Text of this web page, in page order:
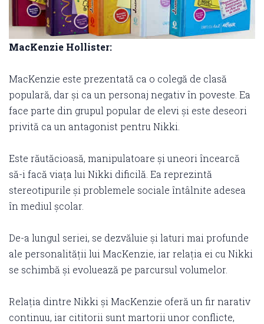
MacKenzie Hollister:
MacKenzie este prezentată ca o colegă de clasă
populară, dar și ca un personaj negativ în poveste. Ea
face parte din grupul popular de elevi și este deseori
privită ca un antagonist pentru Nikki.
Este răutăcioasă, manipulatoare și uneori încearcă
să-i facă viața lui Nikki dificilă. Ea reprezintă
stereotipurile și problemele sociale întâlnite adesea
în mediul școlar.
De-a lungul seriei, se dezvăluie și laturi mai profunde
ale personalității lui MacKenzie, iar relația ei cu Nikki
se schimbă și evoluează pe parcursul volumelor.
Relația dintre Nikki și MacKenzie oferă un fir narativ
continuu, iar cititorii sunt martorii unor conflicte,